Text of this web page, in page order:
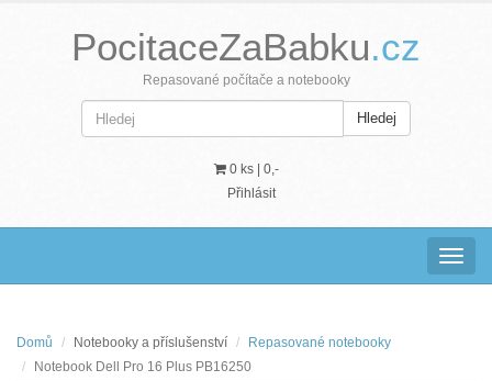
PocitaceZaBabku.cz
Repasované počítače a notebooky
Hledej
0 ks | 0,-
Přihlásit
Domů Notebooky a příslušenství
Repasované notebooky
Notebook Dell Pro 16 Plus PB16250